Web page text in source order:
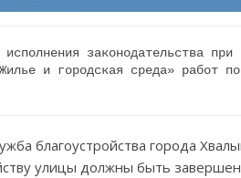
законодательства при
и городская среда» работ
благоустройства города
улицы должны быть